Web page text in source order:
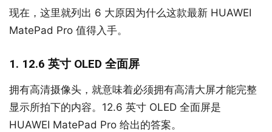
现在，这里就列出 6 大原因为什么这款最新 HUAWEI
MatePad Pro 值得入手。
1. 12.6 英寸 OLED 全面屏
拥有高清摄像头，就意味着必须拥有高清大屏才能完整
显示所拍下的内容。12.6 英寸 OLED 全面屏是
HUAWEI MatePad Pro 给出的答案。